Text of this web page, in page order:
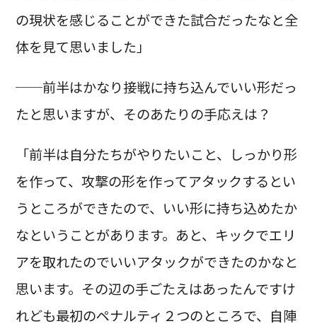
の現状を感じることができた試合だったなと全
体を見て思いました」
──前半はかなり接戦に持ち込んでいい形だっ
たと思いますが、そのあたりの手応えは？
「前半は自分たちがやりたいこと、しっかり形
を作って、攻撃の形を作ってアタックするとい
うところができたので、いい形に持ち込めたか
なということがあります。あと、キックでエリ
アを取れたのでいいアタックができたのかなと
思います。その辺の手ごたえはあったんですけ
れども最初のペナルティ２つのところで、自陣